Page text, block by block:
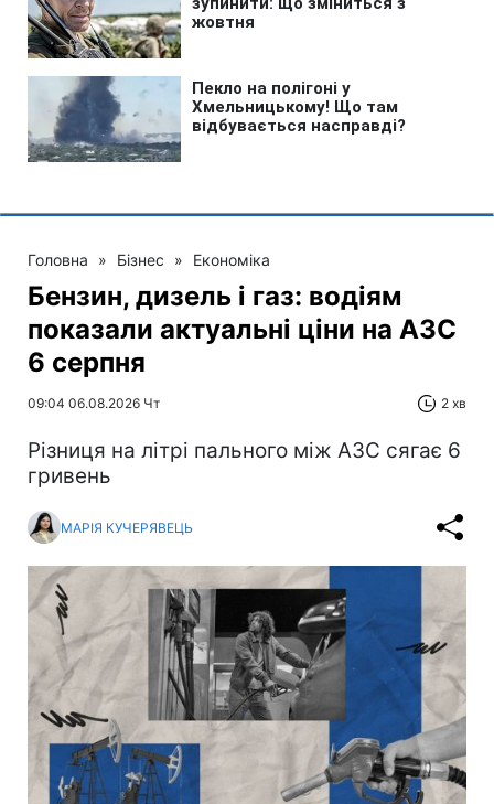
Головна » Бізнес » Економіка
Бензин, дизель і газ: водіям
показали актуальні ціни на АЗС
6 серпня
09:04 06.08.2026 Чт 2 хв
Різниця на літрі пального між АЗС сягає 6
гривень
МАРІЯ КУЧЕРЯВЕЦЬ